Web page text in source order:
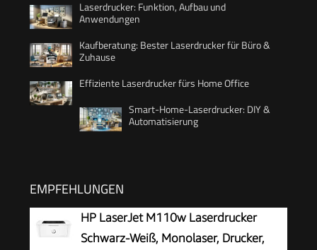
Laserdrucker: Funktion, Aufbau und
Anwendungen
Kaufberatung: Bester Laserdrucker für Büro &
Zuhause
Effiziente Laserdrucker fürs Home Office
Smart-Home-Laserdrucker: DIY &
Automatisierung
EMPFEHLUNGEN
HP LaserJet M110w Laserdrucker
Schwarz-Weiß, Monolaser, Drucker,